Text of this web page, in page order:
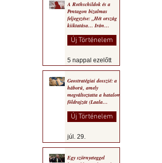
A Rothschildok és a
Pentagon bizalmas
feljegyzése: „Hét ország
kiiktatása… Irán
Új Történelem
5 nappal ezelőtt
Geostratégiai dosszié: a
háború, amely
megváltoztatta a hatalom
földrajzát (Laala
Új Történelem
júl. 29.
Egy szörnyeteggel